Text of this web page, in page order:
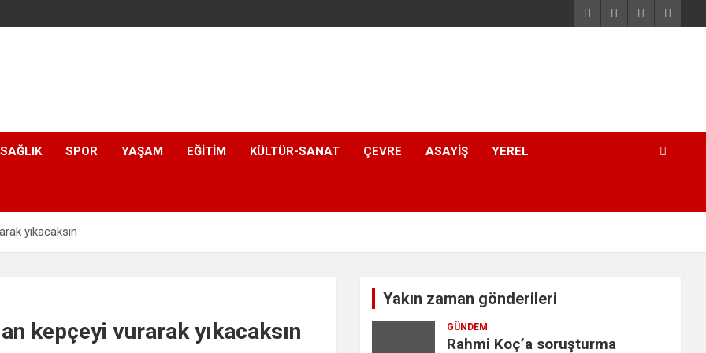
SAĞLIK SPOR YAŞAM EĞITIM KÜLTÜR-SANAT ÇEVRE ASAYIŞ YEREL
yıkacaksın
kepçeyi vurarak yıkacaksın
Yakın zaman gönderileri
GÜNDEM
Rahmi Koç’a soruşturma